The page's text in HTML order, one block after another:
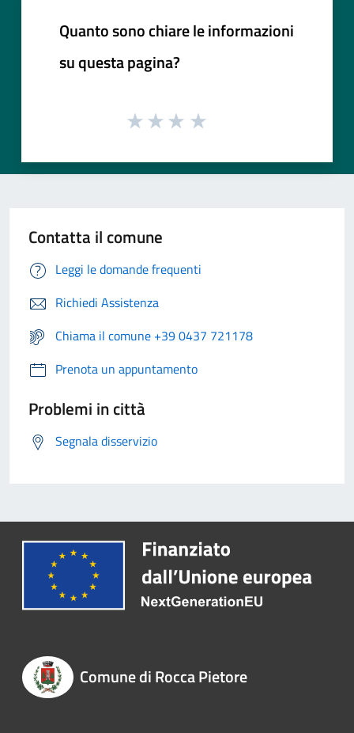
Quanto sono chiare le informazioni
su questa pagina?
Contatta il comune
Leggi le domande frequenti
Richiedi Assistenza
Chiama il comune +39 0437 721178
Prenota un appuntamento
Problemi in città
Segnala disservizio
Comune di Rocca Pietore